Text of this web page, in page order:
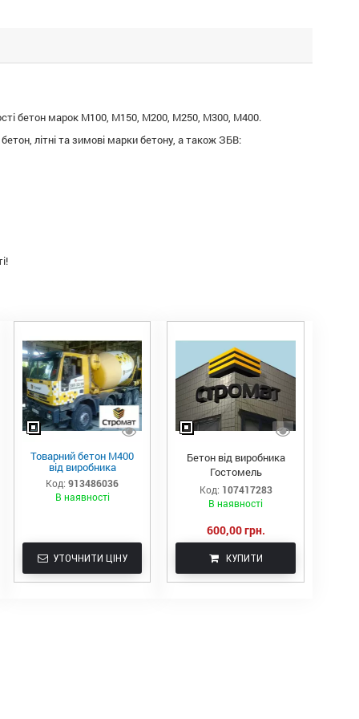
бетон марок М100, М150, М200, М250, М300, М400.
літні та зимові марки бетону, а також ЗБВ:
Товарний бетон М400
від виробника
Код: 913486036
В наявності
УТОЧНИТИ ЦІНУ
Бетон від виробника
Гостомель
Код: 107417283
В наявності
600,00 грн.
КУПИТИ